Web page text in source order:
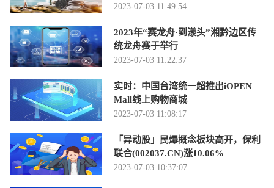
2023-07-03 11:49:54
2023年“赛龙舟·到漾头”湘黔边区传
统龙舟赛于举行
2023-07-03 11:22:37
实时：中国台湾统一超推出iOPEN
Mall线上购物商城
2023-07-03 11:08:17
「异动股」民爆概念板块高开，保利
联合(002037.CN)涨10.06%
2023-07-03 10:37:07